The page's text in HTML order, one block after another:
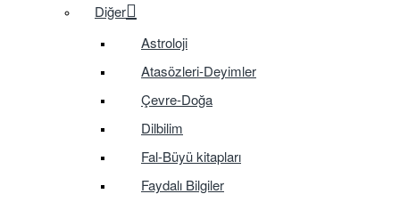
Diğer
Astroloji
Atasözleri-Deyimler
Çevre-Doğa
Dilbilim
Fal-Büyü kitapları
Faydalı Bilgiler